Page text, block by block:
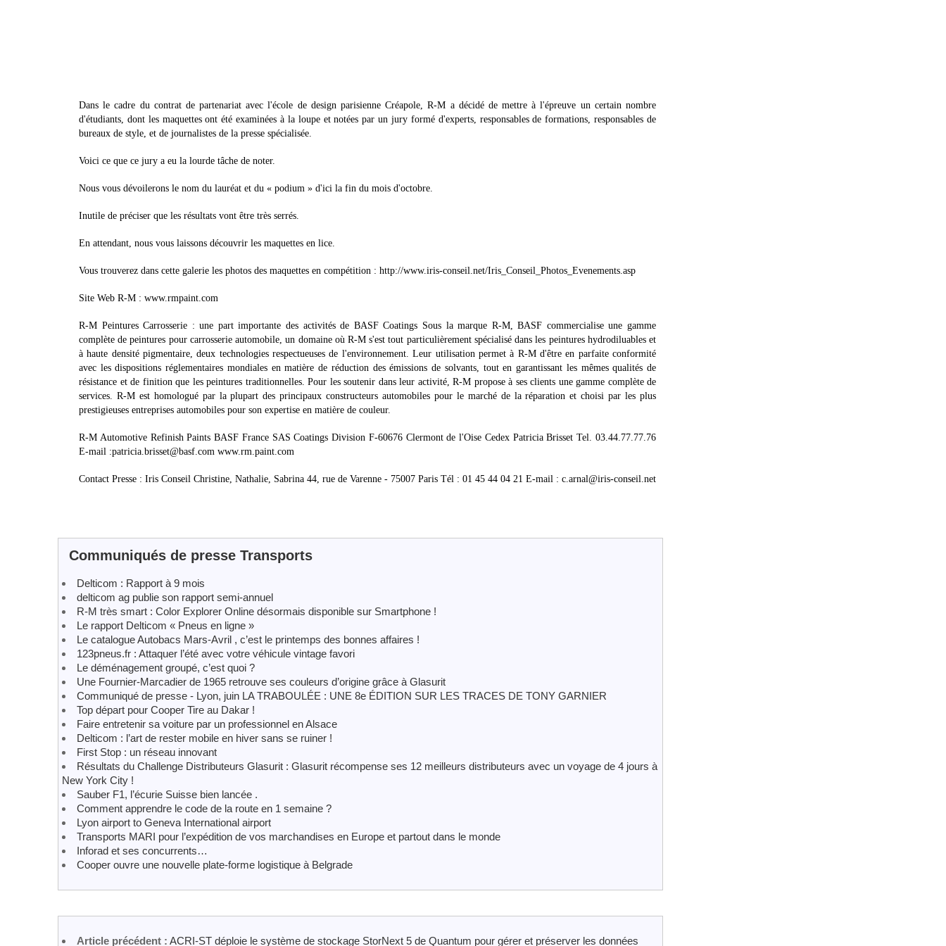
Dans le cadre du contrat de partenariat avec l'école de design parisienne Créapole, R-M a décidé de mettre à l'épreuve un certain nombre
d'étudiants, dont les maquettes ont été examinées à la loupe et notées par un jury formé d'experts, responsables de formations, responsables de
bureaux de style, et de journalistes de la presse spécialisée.
Voici ce que ce jury a eu la lourde tâche de noter.
Nous vous dévoilerons le nom du lauréat et du « podium » d'ici la fin du mois d'octobre.
Inutile de préciser que les résultats vont être très serrés.
En attendant, nous vous laissons découvrir les maquettes en lice.
Vous trouverez dans cette galerie les photos des maquettes en compétition : http://www.iris-conseil.net/Iris_Conseil_Photos_Evenements.asp
Site Web R-M : www.rmpaint.com
R-M Peintures Carrosserie : une part importante des activités de BASF Coatings Sous la marque R-M, BASF commercialise une gamme
complète de peintures pour carrosserie automobile, un domaine où R-M s'est tout particulièrement spécialisé dans les peintures hydrodiluables et
à haute densité pigmentaire, deux technologies respectueuses de l'environnement. Leur utilisation permet à R-M d'être en parfaite conformité
avec les dispositions réglementaires mondiales en matière de réduction des émissions de solvants, tout en garantissant les mêmes qualités de
résistance et de finition que les peintures traditionnelles. Pour les soutenir dans leur activité, R-M propose à ses clients une gamme complète de
services. R-M est homologué par la plupart des principaux constructeurs automobiles pour le marché de la réparation et choisi par les plus
prestigieuses entreprises automobiles pour son expertise en matière de couleur.
R-M Automotive Refinish Paints BASF France SAS Coatings Division F-60676 Clermont de l'Oise Cedex Patricia Brisset Tel. 03.44.77.77.76
E-mail :patricia.brisset@basf.com www.rm.paint.com
Contact Presse : Iris Conseil Christine, Nathalie, Sabrina 44, rue de Varenne - 75007 Paris Tél : 01 45 44 04 21 E-mail : c.arnal@iris-conseil.net
Communiqués de presse Transports
Delticom : Rapport à 9 mois
delticom ag publie son rapport semi-annuel
R-M très smart : Color Explorer Online désormais disponible sur Smartphone !
Le rapport Delticom « Pneus en ligne »
Le catalogue Autobacs Mars-Avril , c’est le printemps des bonnes affaires !
123pneus.fr : Attaquer l’été avec votre véhicule vintage favori
Le déménagement groupé, c’est quoi ?
Une Fournier-Marcadier de 1965 retrouve ses couleurs d’origine grâce à Glasurit
Communiqué de presse - Lyon, juin LA TRABOULÉE : UNE 8e ÉDITION SUR LES TRACES DE TONY GARNIER
Top départ pour Cooper Tire au Dakar !
Faire entretenir sa voiture par un professionnel en Alsace
Delticom : l’art de rester mobile en hiver sans se ruiner !
First Stop : un réseau innovant
Résultats du Challenge Distributeurs Glasurit : Glasurit récompense ses 12 meilleurs distributeurs avec un voyage de 4 jours à
New York City !
Sauber F1, l’écurie Suisse bien lancée .
Comment apprendre le code de la route en 1 semaine ?
Lyon airport to Geneva International airport
Transports MARI pour l’expédition de vos marchandises en Europe et partout dans le monde
Inforad et ses concurrents…
Cooper ouvre une nouvelle plate-forme logistique à Belgrade
Article précédent : ACRI-ST déploie le système de stockage StorNext 5 de Quantum pour gérer et préserver les données